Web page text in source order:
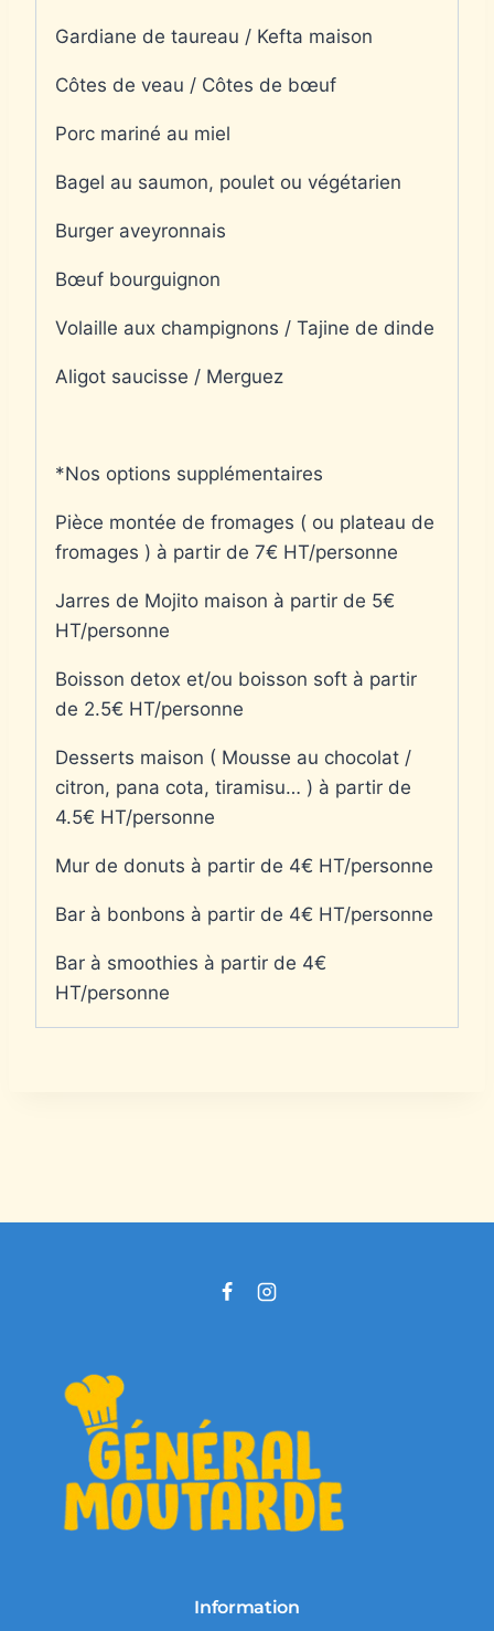
Gardiane de taureau / Kefta maison
Côtes de veau / Côtes de bœuf
Porc mariné au miel
Bagel au saumon, poulet ou végétarien
Burger aveyronnais
Bœuf bourguignon
Volaille aux champignons / Tajine de dinde
Aligot saucisse / Merguez
*Nos options supplémentaires
Pièce montée de fromages ( ou plateau de
fromages ) à partir de 7€ HT/personne
Jarres de Mojito maison à partir de 5€
HT/personne
Boisson detox et/ou boisson soft à partir
de 2.5€ HT/personne
Desserts maison ( Mousse au chocolat /
citron, pana cota, tiramisu… ) à partir de
4.5€ HT/personne
Mur de donuts à partir de 4€ HT/personne
Bar à bonbons à partir de 4€ HT/personne
Bar à smoothies à partir de 4€
HT/personne
Information